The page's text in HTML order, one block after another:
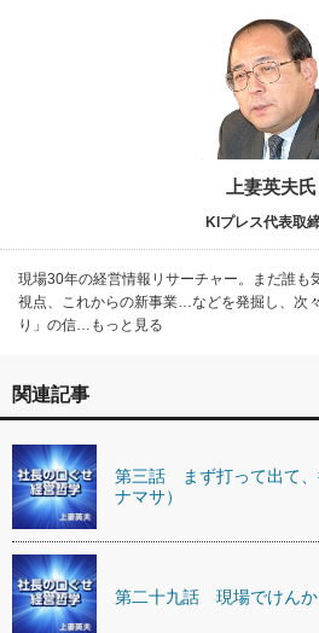
上妻英夫氏
KIプレス代表取
現場30年の経営情報リサーチャー。まだ誰も
視点、これからの新事業…などを発掘し、次
り」の信…もっと見る
関連記事
第三話 まず打って出て、
ナマサ）
第二十九話 現場でけんか